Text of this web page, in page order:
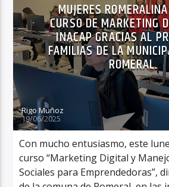
MUJERES
CURSO DE MARKETING
INACAP GRACIAS AL
FAMILIAS DE LA
ROMERAL.
Rigo Muñoz
19/06/2025
Con mucho entusiasmo, este
curso “Marketing Digital y
Sociales para Emprendedoras”,